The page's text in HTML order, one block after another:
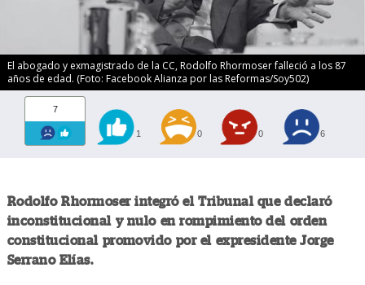
El abogado y exmagistrado de la CC, Rodolfo Rhormoser falleció a los 87
años de edad. (Foto: Facebook Alianza por las Reformas/Soy502)
7
1 0 0 6
Rodolfo Rhormoser integró el Tribunal que declaró
inconstitucional y nulo en rompimiento del orden
constitucional promovido por el expresidente Jorge
Serrano Elías.